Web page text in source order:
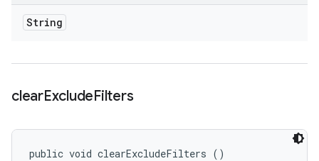
String
clearExcludeFilters
public void clearExcludeFilters ()